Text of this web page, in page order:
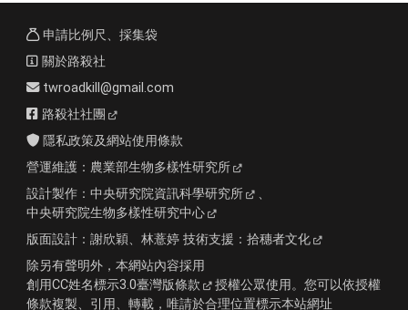
申請比例尺、採集袋
關於路殺社
twroadkill@gmail.com
路殺社社團
隱私政策及網站使用條款
營運維護： 農業部生物多樣性研究所
設計製作： 中央研究院資訊科學研究所
、
中央研究院生物多樣性研究中心
版面設計： 謝欣穎、林薏婷 技術支援： 拾穗者文化
除另有聲明外，本網站內容採用
創用CC姓名標示3.0臺灣版條款
授權公眾使用。您可以依授權
條款複製、引用、轉載，唯請於合理位置標示本站網址